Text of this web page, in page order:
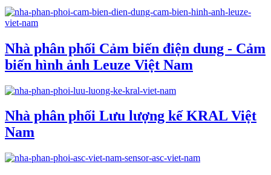
Nhà phân phối Cảm biến điện dung - Cảm
biến hình ảnh Leuze Việt Nam
Nhà phân phối Lưu lượng kế KRAL Việt
Nam